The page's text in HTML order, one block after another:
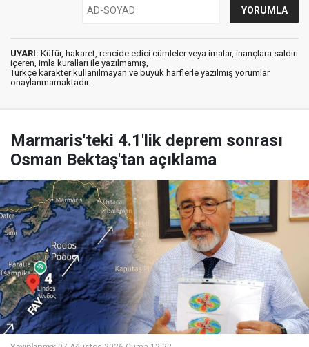
UYARI: Küfür, hakaret, rencide edici cümleler veya imalar, inançlara saldırı
içeren, imla kuralları ile yazılmamış,
Türkçe karakter kullanılmayan ve büyük harflerle yazılmış yorumlar
onaylanmamaktadır.
Marmaris'teki 4.1'lik deprem sonrası
Osman Bektaş'tan açıklama